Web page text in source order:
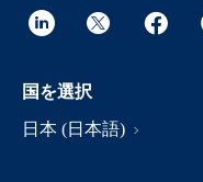
国を選択
日本 (日本語)